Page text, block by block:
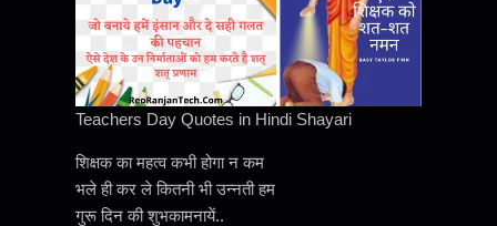
Teachers Day Quotes in Hindi Shayari
शिक्षक का महत्व कभी होगा न कम
भले ही कर ले कितनी भी उन्नती हम
गुरू दिन की शुभकामनायें..